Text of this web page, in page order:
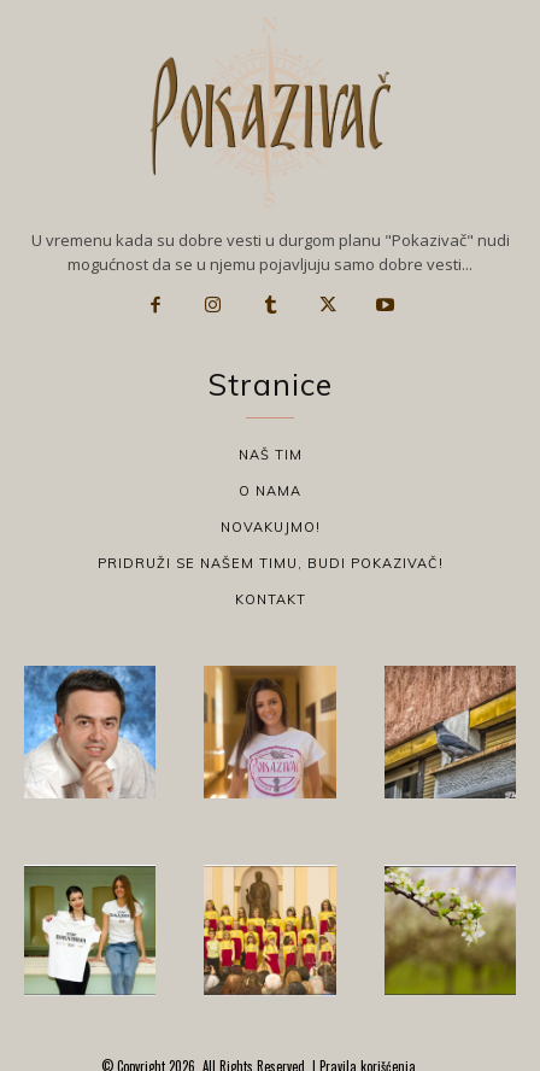
U vremenu kada su dobre vesti u durgom planu "Pokazivač" nudi
mogućnost da se u njemu pojavljuju samo dobre vesti...
Stranice
NAŠ TIM
O NAMA
NOVAKUJMO!
PRIDRUŽI SE NAŠEM TIMU, BUDI POKAZIVAČ!
KONTAKT
© Copyright 2026, All Rights Reserved. | Pravila korišćenja